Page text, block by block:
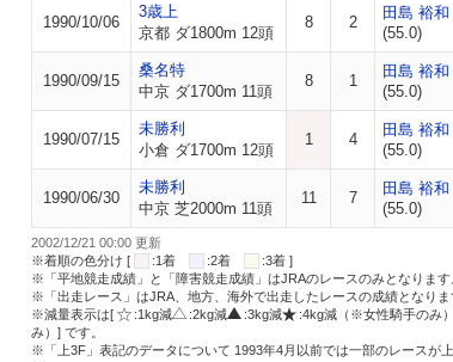
1990/10/06
3歳上
京都 ダ1800m 12頭
8 2
田島 裕和
(55.0)
1990/09/15
桑名特
中京 ダ1700m 11頭
8 1
田島 裕和
(55.0)
1990/07/15
未勝利
小倉 ダ1700m 12頭
1 4
田島 裕和
(55.0)
1990/06/30
未勝利
中京 芝2000m 11頭
11 7
田島 裕和
(55.0)
2002/12/21 00:00 更新
※着順の色分け [
:1着 :2着
:3着 ]
※「平地競走成績」と「障害競走成績」はJRAのレースのみとなります
※「出走レース」はJRA、地方、海外で出走したレースの成績となりま
※減量表示は[
:1kg減 :2kg減 :3kg減 :4kg減（※女性騎手のみ）
み）] です。
※「上3F」表記のデータについて 1993年4月以前では一部のレースが